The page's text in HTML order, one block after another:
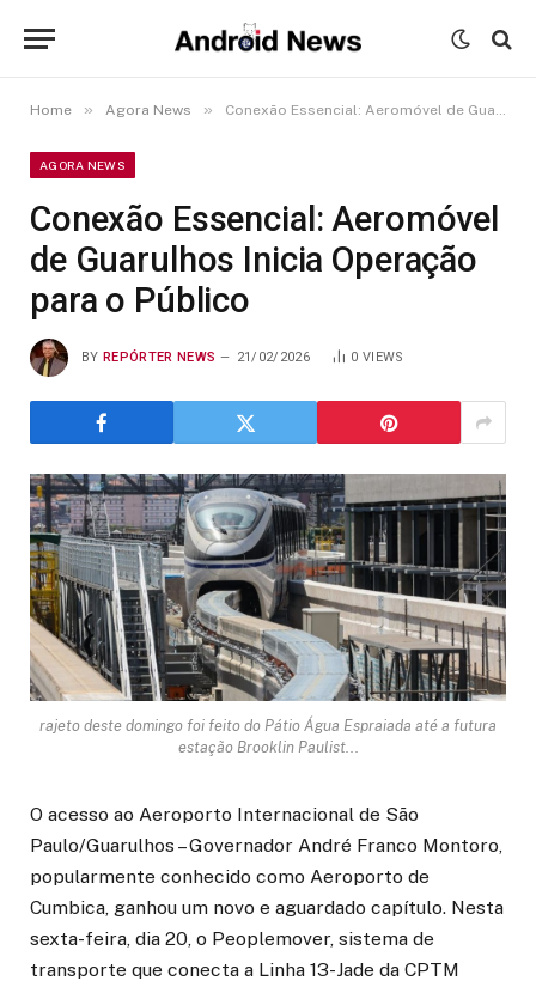
Home » Agora News » Conexão Essencial: Aeromóvel de Guarulhos Inicia Operação para o Público
AGORA NEWS
Conexão Essencial: Aeromóvel
de Guarulhos Inicia Operação
para o Público
BY REPÓRTER NEWS 21/02/2026 0 VIEWS
rajeto deste domingo foi feito do Pátio Água Espraiada até a futura
estação Brooklin Paulist...
O acesso ao Aeroporto Internacional de São
Paulo/Guarulhos – Governador André Franco Montoro,
popularmente conhecido como Aeroporto de
Cumbica, ganhou um novo e aguardado capítulo. Nesta
sexta-feira, dia 20, o Peoplemover, sistema de
transporte que conecta a Linha 13-Jade da CPTM